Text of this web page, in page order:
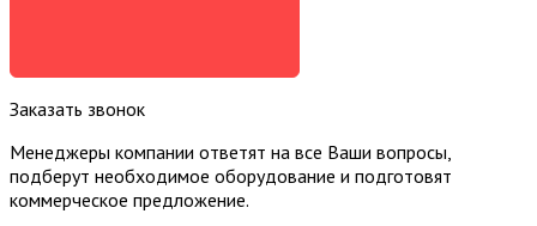
Заказать звонок
Менеджеры компании ответят на все Ваши вопросы,
подберут необходимое оборудование и подготовят
коммерческое предложение.